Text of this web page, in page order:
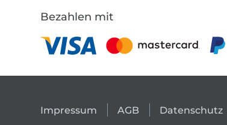
Bezahlen mit
Impressum AGB Datenschutz